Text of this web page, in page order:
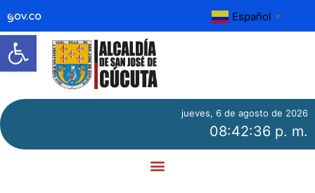
Abrir barra de herramientas
Español ▼
jueves, 6 de agosto de 2026
08:42:36 p. m.